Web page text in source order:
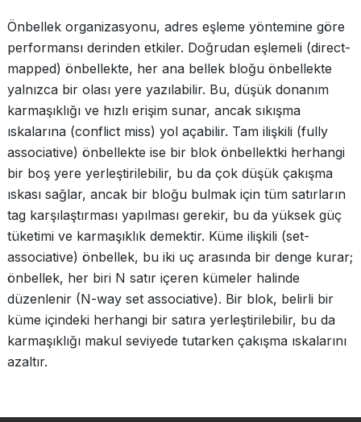
Önbellek organizasyonu, adres eşleme yöntemine göre
performansı derinden etkiler. Doğrudan eşlemeli (direct-
mapped) önbellekte, her ana bellek bloğu önbellekte
yalnızca bir olası yere yazılabilir. Bu, düşük donanım
karmaşıklığı ve hızlı erişim sunar, ancak sıkışma
ıskalarına (conflict miss) yol açabilir. Tam ilişkili (fully
associative) önbellekte ise bir blok önbellektki herhangi
bir boş yere yerleştirilebilir, bu da çok düşük çakışma
ıskası sağlar, ancak bir bloğu bulmak için tüm satırların
tag karşılaştırması yapılması gerekir, bu da yüksek güç
tüketimi ve karmaşıklık demektir. Küme ilişkili (set-
associative) önbellek, bu iki uç arasında bir denge kurar;
önbellek, her biri N satır içeren kümeler halinde
düzenlenir (N-way set associative). Bir blok, belirli bir
küme içindeki herhangi bir satıra yerleştirilebilir, bu da
karmaşıklığı makul seviyede tutarken çakışma ıskalarını
azaltır.